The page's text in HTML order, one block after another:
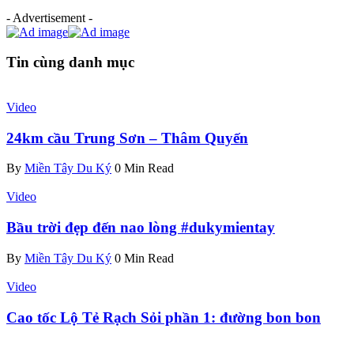
- Advertisement -
Tin cùng danh mục
Video
24km cầu Trung Sơn – Thâm Quyến
By Miền Tây Du Ký 0 Min Read
Video
Bầu trời đẹp đến nao lòng #dukymientay
By Miền Tây Du Ký 0 Min Read
Video
Cao tốc Lộ Tẻ Rạch Sỏi phần 1: đường bon bon